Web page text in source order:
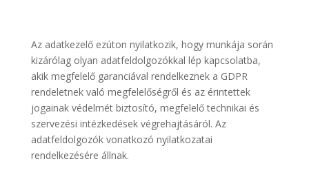
Az adatkezelő ezúton nyilatkozik, hogy munkája során
kizárólag olyan adatfeldolgozókkal lép kapcsolatba,
akik megfelelő garanciával rendelkeznek a GDPR
rendeletnek való megfelelőségről és az érintettek
jogainak védelmét biztosító, megfelelő technikai és
szervezési intézkedések végrehajtásáról. Az
adatfeldolgozók vonatkozó nyilatkozatai
rendelkezésére állnak.